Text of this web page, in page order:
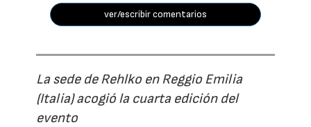
ver/escribir comentarios
La sede de Rehlko en Reggio Emilia
(Italia) acogió la cuarta edición del
evento